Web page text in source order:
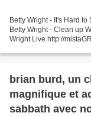
Betty Wright - It's Hard
Betty Wright - Clean up
Wright Live http://
brian burd, un
magnifique et
sabbath avec